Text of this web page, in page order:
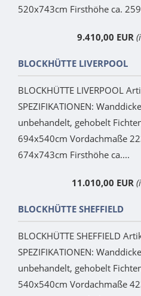
520x743cm Firsthöhe ca.
9.410,00 EUR
BLOCKHÜTTE LIVERPOOL
BLOCKHÜTTE LIVERPOOL
SPEZIFIKATIONEN:
unbehandelt, gehobelt
694x540cm Vordachmaße
674x743cm Firsthöhe ca....
11.010,00 EUR
BLOCKHÜTTE SHEFFIELD
BLOCKHÜTTE SHEFFIELD
SPEZIFIKATIONEN:
unbehandelt, gehobelt
540x540cm Vordachmaße